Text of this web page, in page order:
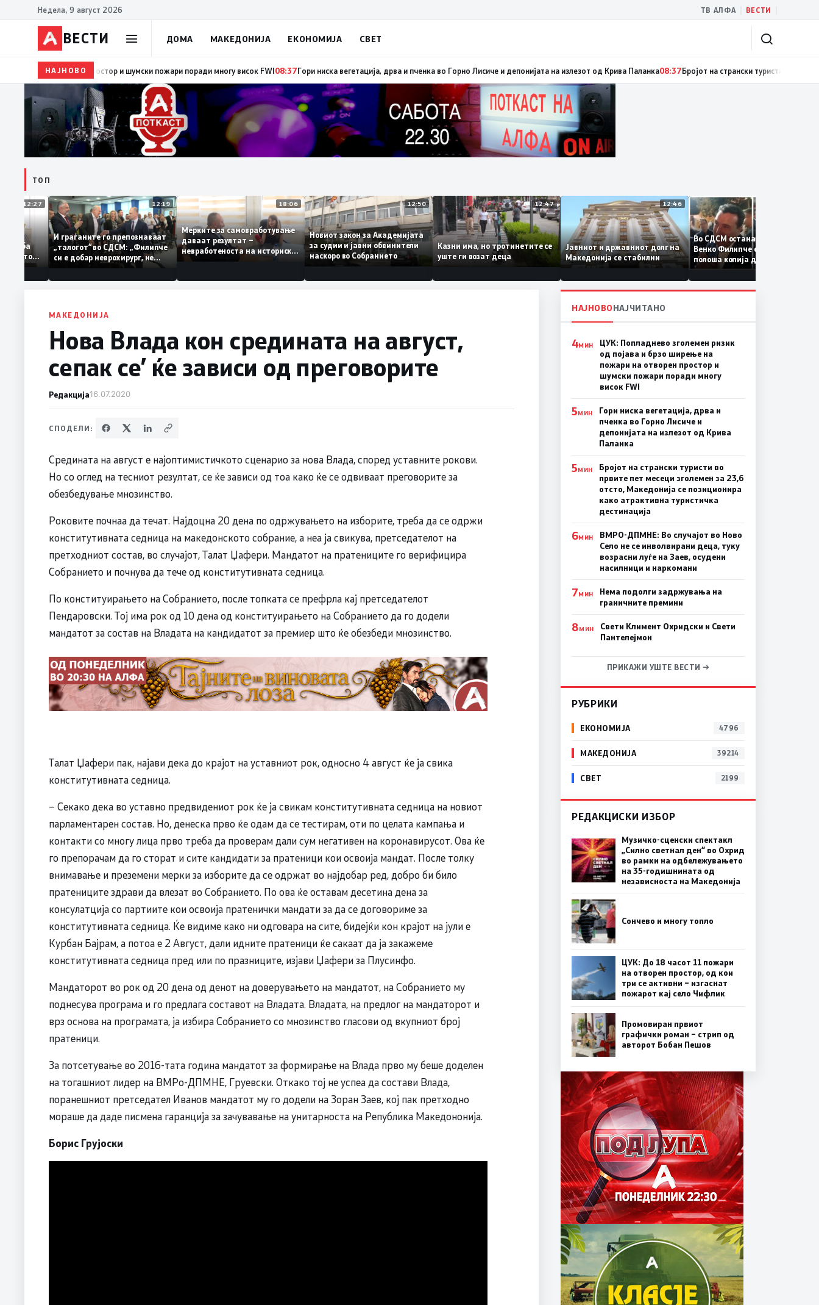
Недела, 9 август 2026 ТВ АЛФА ВЕСТИ
ВЕСТИ ДОМА МАКЕДОНИЈА ЕКОНОМИЈА СВЕТ
НАЈНОВО08:38ЦУК: Попладнево зголемен ризик од појава и брзо ширење на пожари на отворен простор и шумски пожари поради многу висок FWI08:37Гори ниска вегетација, дрва и пченка во Горно
ТОП
12:27
За
треба
12:19
И граѓаните го препознаваат
„талогот“ во СДСМ: „Филипче
си е добар неврохирург, не
треба се занимава со
18:06
Мерките за самовработување
даваат резултат –
невработеноста на историски
најниско ниво од 11,3%
12:50
Новиот закон за Академијата
за судии и јавни обвинители
наскоро во Собранието
12:47
Казни има, но тротинетите се
уште ги возат деца
12:46
Јавниот и државниот долг на
Македонија се стабилни
Во СДСМ остана само
Венко Филипче е само бледа
полоша копија дури и од
Заев
МАКЕДОНИЈА
Нова Влада кон средината на август,
сепак се’ ќе зависи од преговорите
Редакција16.07.2020
СПОДЕЛИ:
Средината на август е најоптимистичкото сценарио за нова Влада, според уставните рокови.
Но со оглед на тесниот резултат, се ќе зависи од тоа како ќе се одвиваат преговорите за
обезбедување мнозинство.
Роковите почнаа да течат. Најдоцна 20 дена по одржувањето на изборите, треба да се одржи
конститутивната седница на македонското собрание, а неа ја свикува, претседателот на
претходниот состав, во случајот, Талат Џафери. Мандатот на пратениците го верифицира
Собранието и почнува да тече од конститутивната седница.
По конституирањето на Собранието, после топката се префрла кај претседателот
Пендаровски. Тој има рок од 10 дена од конституирањето на Собранието да го додели
мандатот за состав на Владата на кандидатот за премиер што ќе обезбеди мнозинство.
Талат Џафери пак, најави дека до крајот на уставниот рок, односно 4 август ќе ја свика
конститутивната седница.
– Секако дека во уставно предвидениот рок ќе ја свикам конститутивната седница на новиот
парламентарен состав. Но, денеска прво ќе одам да се тестирам, оти по целата кампања и
контакти со многу лица прво треба да проверам дали сум негативен на коронавирусот. Ова ќе
го препорачам да го сторат и сите кандидати за пратеници кои освоија мандат. После толку
внимавање и преземени мерки за изборите да се одржат во најдобар ред, добро би било
пратениците здрави да влезат во Собранието. По ова ќе оставам десетина дена за
консулатција со партиите кои освоија пратенички мандати за да се договориме за
конститутивната седница. Ќе видиме како ни одговара на сите, бидејќи кон крајот на јули е
Курбан Бајрам, а потоа е 2 Август, дали идните пратеници ќе сакаат да ја закажеме
конститутивната седница пред или по празниците, изјави Џафери за Плусинфо.
Мандаторот во рок од 20 дена од денот на доверувањето на мандатот, на Собранието му
поднесува програма и го предлага составот на Владата. Владата, на предлог на мандаторот и
врз основа на програмата, ја избира Собранието со мнозинство гласови од вкупниот број
пратеници.
За потсетување во 2016-тата година мандатот за формирање на Влада прво му беше доделен
на тогашниот лидер на ВМРо-ДПМНЕ, Груевски. Откако тој не успеа да состави Влада,
поранешниот претседател Иванов мандатот му го додели на Зоран Заев, кој пак претходно
мораше да даде писмена гаранција за зачувавање на унитарноста на Република Македононија.
Борис Грујоски
НАЈНОВОНАЈЧИТАНО
4МИН
ЦУК: Попладнево зголемен ризик
од појава и брзо ширење на
пожари на отворен простор и
шумски пожари поради многу
висок FWI
5МИН
Гори ниска вегетација, дрва и
пченка во Горно Лисиче и
депонијата на излезот од Крива
Паланка
5МИН
Бројот на странски туристи во
првите пет месеци зголемен за 23,6
отсто, Македонија се позиционира
како атрактивна туристичка
дестинација
6МИН
ВМРО-ДПМНЕ: Во случајот во Ново
Село не се инволвирани деца, туку
возрасни луѓе на Заев, осудени
насилници и наркомани
7МИН
Нема подолги задржувања на
граничните премини
8МИН
Свети Климент Охридски и Свети
Пантелејмон
ПРИКАЖИ УШТЕ ВЕСТИ →
РУБРИКИ
ЕКОНОМИЈА 4796
МАКЕДОНИЈА 39214
СВЕТ 2199
РЕДАКЦИСКИ ИЗБОР
Музичко-сценски спектакл
„Силно светнал ден“ во Охрид
во рамки на одбележувањето
на 35-годишнината од
независноста на Македонија
Сончево и многу топло
ЦУК: До 18 часот 11 пожари
на отворен простор, од кои
три се активни – изгаснат
пожарот кај село Чифлик
Промовиран првиот
графички роман – стрип од
авторот Бобан Пешов